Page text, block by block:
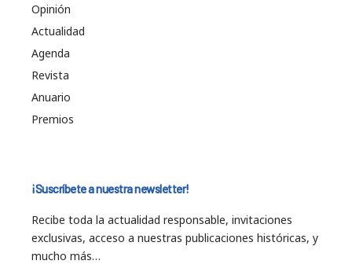
Opinión
Actualidad
Agenda
Revista
Anuario
Premios
¡Suscríbete a nuestra newsletter!
Recibe toda la actualidad responsable, invitaciones
exclusivas, acceso a nuestras publicaciones históricas, y
mucho más…